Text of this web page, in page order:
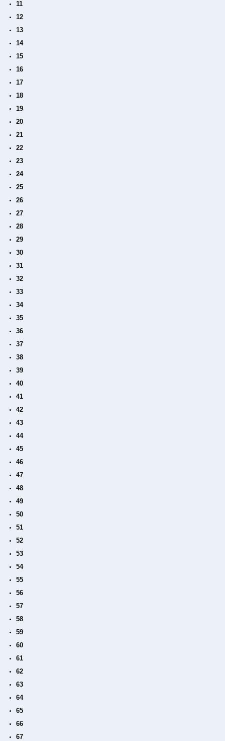
11
12
13
14
15
16
17
18
19
20
21
22
23
24
25
26
27
28
29
30
31
32
33
34
35
36
37
38
39
40
41
42
43
44
45
46
47
48
49
50
51
52
53
54
55
56
57
58
59
60
61
62
63
64
65
66
67